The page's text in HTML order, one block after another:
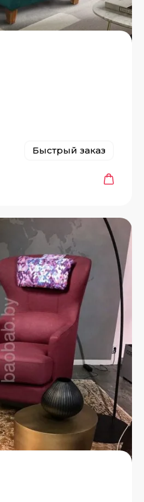
Быстрый заказ